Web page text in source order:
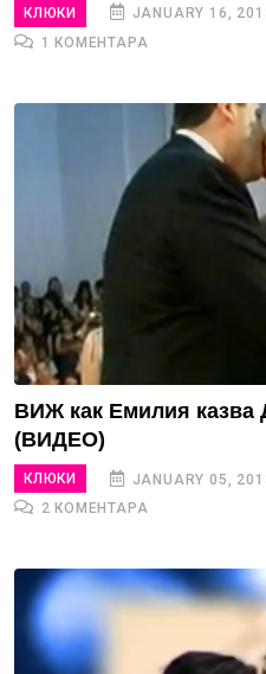
КЛЮКИ JANUARY 16,
1 КОМЕНТАРА
ВИЖ как Емилия казва
(ВИДЕО)
КЛЮКИ JANUARY 05,
2 КОМЕНТАРА